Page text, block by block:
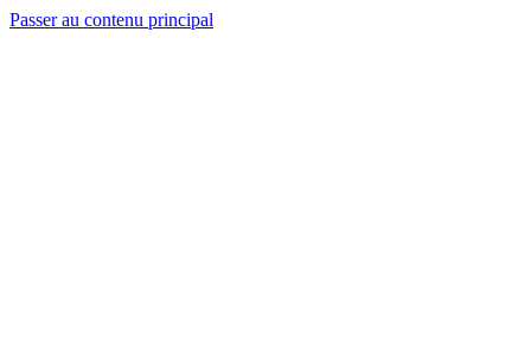
Passer au contenu principal